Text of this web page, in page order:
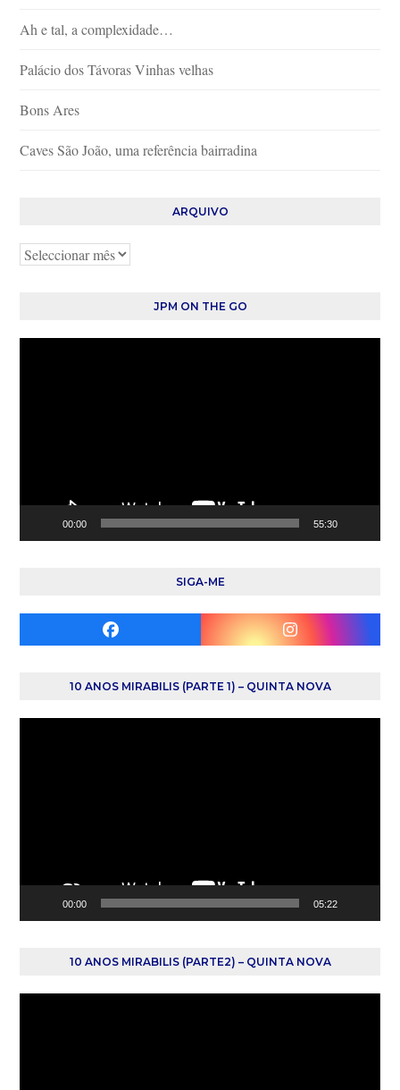
Ah e tal, a complexidade…
Palácio dos Távoras Vinhas velhas
Bons Ares
Caves São João, uma referência bairradina
ARQUIVO
Arquivo
JPM ON THE GO
00:00 55:30
SIGA-ME
Facebook Instagram
10 ANOS MIRABILIS (PARTE 1) – QUINTA NOVA
00:00 05:22
10 ANOS MIRABILIS (PARTE2) – QUINTA NOVA